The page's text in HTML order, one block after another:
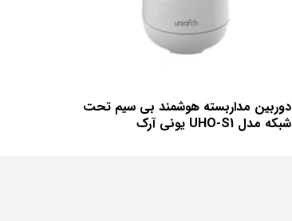
دوربین مداربسته هوشمند بی سیم تحت
شبکه مدل UHO-S1 یونی آرک